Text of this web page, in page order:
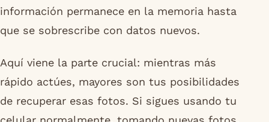
información permanece en la memoria hasta
que se sobrescribe con datos nuevos.
Aquí viene la parte crucial: mientras más
rápido actúes, mayores son tus posibilidades
de recuperar esas fotos. Si sigues usando tu